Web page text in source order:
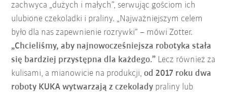
zachwyca „dużych i małych”, serwując gościom ich
ulubione czekoladki i praliny. „Najważniejszym celem
było dla nas zapewnienie rozrywki” – mówi Zotter.
„Chcieliśmy, aby najnowocześniejsza robotyka stała
się bardziej przystępna dla każdego.” Lecz również za
kulisami, a mianowicie na produkcji,od 2017 roku dwa
roboty KUKA wytwarzają z czekolady praliny lub